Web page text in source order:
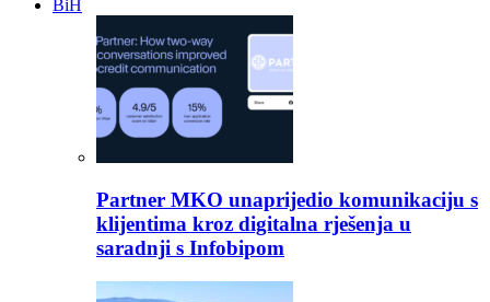
BiH
Partner MKO unaprijedio komunikaciju s
klijentima kroz digitalna rješenja u
saradnji s Infobipom